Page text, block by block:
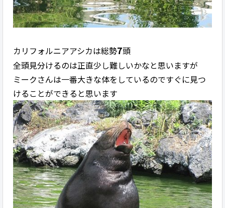
カリフォルニアアシカは総勢7頭
全頭見分けるのは正直少し難しいかなと思いますが
ミークさんは一番大きな体をしているのですぐに見つ
けることができると思います